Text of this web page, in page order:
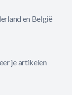
en België
je artikelen